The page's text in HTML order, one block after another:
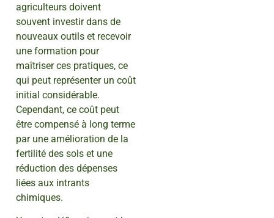
agriculteurs doivent
souvent investir dans de
nouveaux outils et recevoir
une formation pour
maîtriser ces pratiques, ce
qui peut représenter un coût
initial considérable.
Cependant, ce coût peut
être compensé à long terme
par une amélioration de la
fertilité des sols et une
réduction des dépenses
liées aux intrants
chimiques.